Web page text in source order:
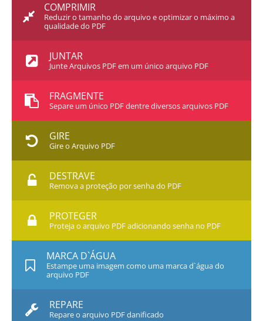
COMPRIMIR
Reduzir o tamanho do arquivo e optimizar o máximo a
qualidade do PDF
JUNTAR
Junte Arquivos PDF em um único arquivo PDF
FRAGMENTE
Separe um único PDF dentre diversos arquivos PDF
GIRE
Gire o Arquivo PDF
DESTRAVE
Remova a proteção por senha do PDF
PROTEGER
Proteja o arquivo PDF adicionando senha no PDF
MARCA D`ÁGUA
Estampe uma imagem como uma marca d`água do
arquivo PDF
REPARE
Repare o arquivo PDF danificado